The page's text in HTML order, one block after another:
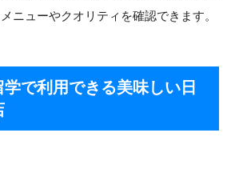
ニューやクオリティを確認できます。
で利用できる美味しい日